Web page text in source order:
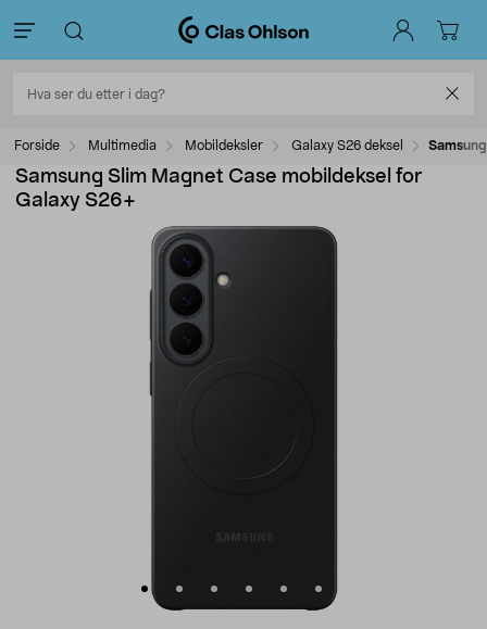
Forside Multimedia Mobildeksler Galaxy S26 deksel
Samsung Slim Magnet Case mobildeksel for
Galaxy S26+